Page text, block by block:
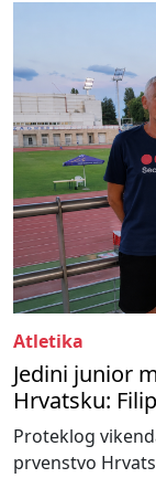
Atletika
Jedini junior
Hrvatsku:
Proteklog
prvenstvo